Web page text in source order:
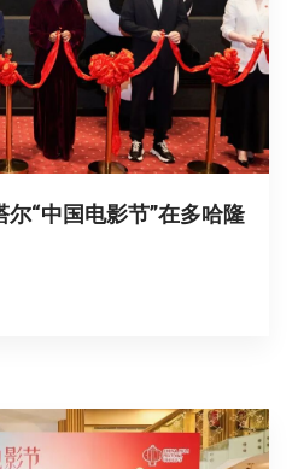
“中国电影节”在多哈隆